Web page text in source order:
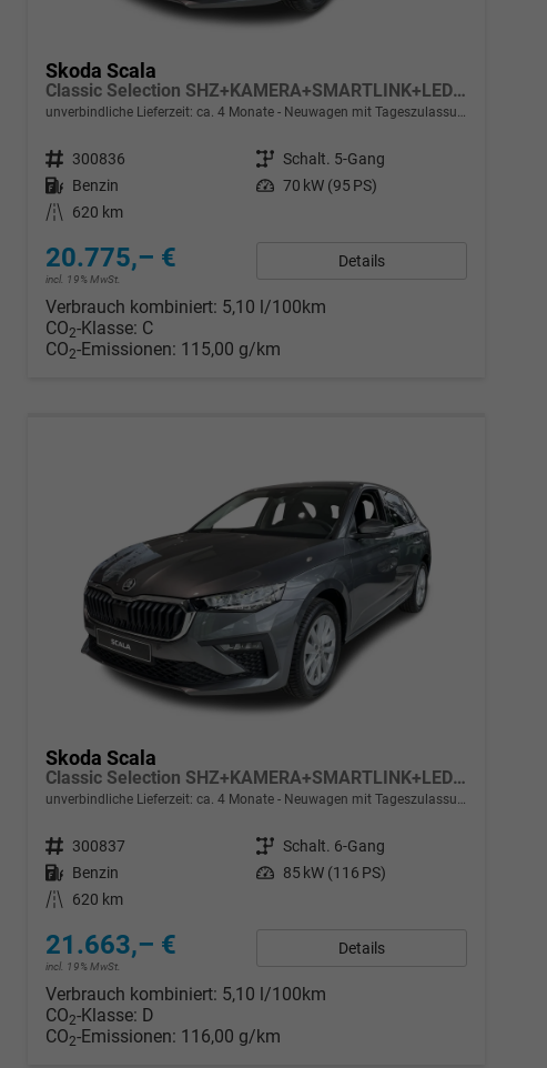
Skoda Scala
Classic Selection SHZ+KAMERA+SMARTLINK+LED+16" ALU
unverbindliche Lieferzeit: ca. 4 Monate Neuwagen mit Tageszulassung
Fahrzeugnr. 300836 Getriebe Schalt. 5-Gang
Kraftstoff Benzin Leistung 70 kW (95 PS)
Kilometerstand
620 km
20.775,– €
incl. 19% MwSt.
Details
Verbrauch kombiniert: 5,10 l/100km
CO2-Klasse: C
CO2-Emissionen: 115,00 g/km
Skoda Scala
Classic Selection SHZ+KAMERA+SMARTLINK+LED+16" ALU
unverbindliche Lieferzeit: ca. 4 Monate Neuwagen mit Tageszulassung
Fahrzeugnr. 300837 Getriebe Schalt. 6-Gang
Kraftstoff Benzin Leistung 85 kW (116 PS)
Kilometerstand
620 km
21.663,– €
incl. 19% MwSt.
Details
Verbrauch kombiniert: 5,10 l/100km
CO2-Klasse: D
CO2-Emissionen: 116,00 g/km